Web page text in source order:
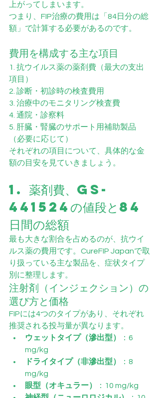
上がってしまいます。
つまり、FIP治療の費用は「84日分の総
額」で計算する必要があるのです。
費用を構成する主な項目
1. 抗ウイルス薬の薬剤費（最大の支出
項目）
2. 診断・初診時の検査費用
3. 治療中のモニタリング検査費
4. 通院・診察料
5. 肝臓・腎臓のサポート用補助製品
（必要に応じて）
それぞれの項目について、具体的な金
額の目安を見ていきましょう。
1. 薬剤費、GS-
441524の値段と84
日間の総額
最も大きな割合を占めるのが、抗ウイ
ルス薬の費用です。CureFIP Japanで取
り扱っている主な製品を、症状タイプ
別に整理します。
注射剤（インジェクション）の
選び方と価格
FIPには4つのタイプがあり、それぞれ
推奨される投与量が異なります。
ウェットタイプ（滲出型）
：6
mg/kg
ドライタイプ（非滲出型）
：8
mg/kg
眼型（オキュラー）
：10 mg/kg